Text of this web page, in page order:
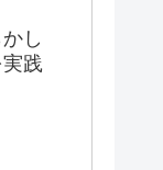
し
践